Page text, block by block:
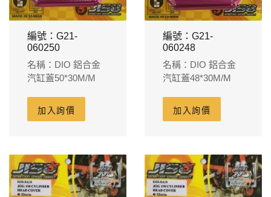
編號：G21-
060250
名稱：DIO 鋁合金
汽缸蓋50*30M/M
加入詢價
編號：G21-
060248
名稱：DIO 鋁合金
汽缸蓋48*30M/M
加入詢價